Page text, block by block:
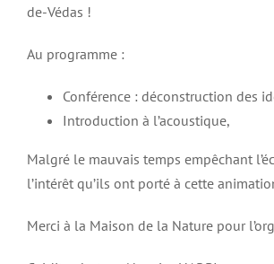
de-Védas !
Au programme :
Conférence : déconstruction des
Introduction à l’acoustique,
Malgré le mauvais temps empêchant
l’intérêt qu’ils ont porté à cette
Merci à la Maison de la Nature pour